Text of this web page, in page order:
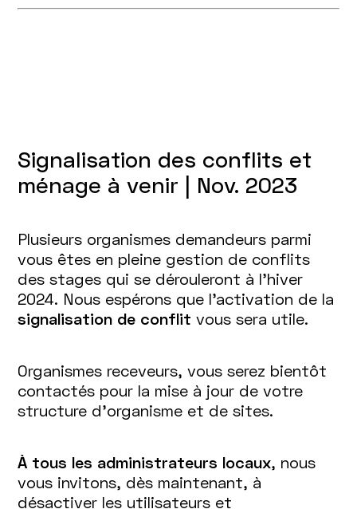
Signalisation des conflits et
ménage à venir | Nov. 2023
Plusieurs organismes demandeurs parmi
vous êtes en pleine gestion de conflits
des stages qui se dérouleront à l’hiver
2024. Nous espérons que l’activation de la
signalisation de conflit vous sera utile.
Organismes receveurs, vous serez bientôt
contactés pour la mise à jour de votre
structure d’organisme et de sites.
À tous les administrateurs locaux, nous
vous invitons, dès maintenant, à
désactiver les utilisateurs et